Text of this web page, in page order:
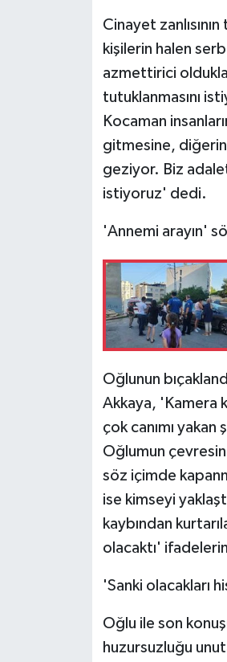
Cinayet
kişilerin halen
azmettirici
tutuklanmasını
Kocaman
gitmesine,
geziyor. Biz
istiyoruz' dedi.
'Annemi arayın'
Oğlunun
Akkaya, 'Kamera
çok canımı
Oğlumun
söz içimde
ise kimseyi
kaybından
olacaktı'
'Sanki olacakları
Oğlu ile son
huzursuzluğu